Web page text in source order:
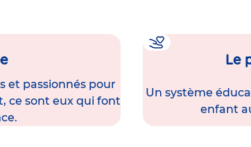
et passionnés pour
ce sont eux qui font
Le
Un système
enfant